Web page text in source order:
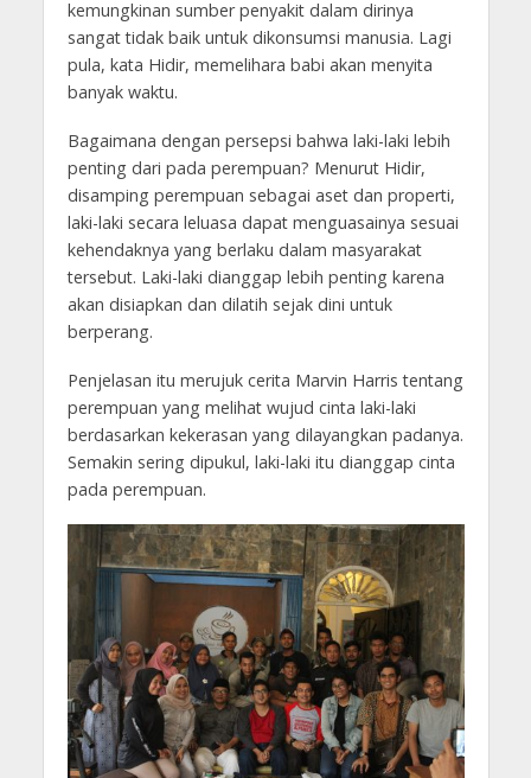
kemungkinan sumber penyakit dalam dirinya
sangat tidak baik untuk dikonsumsi manusia. Lagi
pula, kata Hidir, memelihara babi akan menyita
banyak waktu.
Bagaimana dengan persepsi bahwa laki-laki lebih
penting dari pada perempuan? Menurut Hidir,
disamping perempuan sebagai aset dan properti,
laki-laki secara leluasa dapat menguasainya sesuai
kehendaknya yang berlaku dalam masyarakat
tersebut. Laki-laki dianggap lebih penting karena
akan disiapkan dan dilatih sejak dini untuk
berperang.
Penjelasan itu merujuk cerita Marvin Harris tentang
perempuan yang melihat wujud cinta laki-laki
berdasarkan kekerasan yang dilayangkan padanya.
Semakin sering dipukul, laki-laki itu dianggap cinta
pada perempuan.